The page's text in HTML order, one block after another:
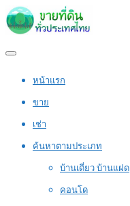
หน้าแรก
ขาย
เช่า
ค้นหาตามประเภท
บ้านเดี่ยว บ้านแฝด
คอนโด